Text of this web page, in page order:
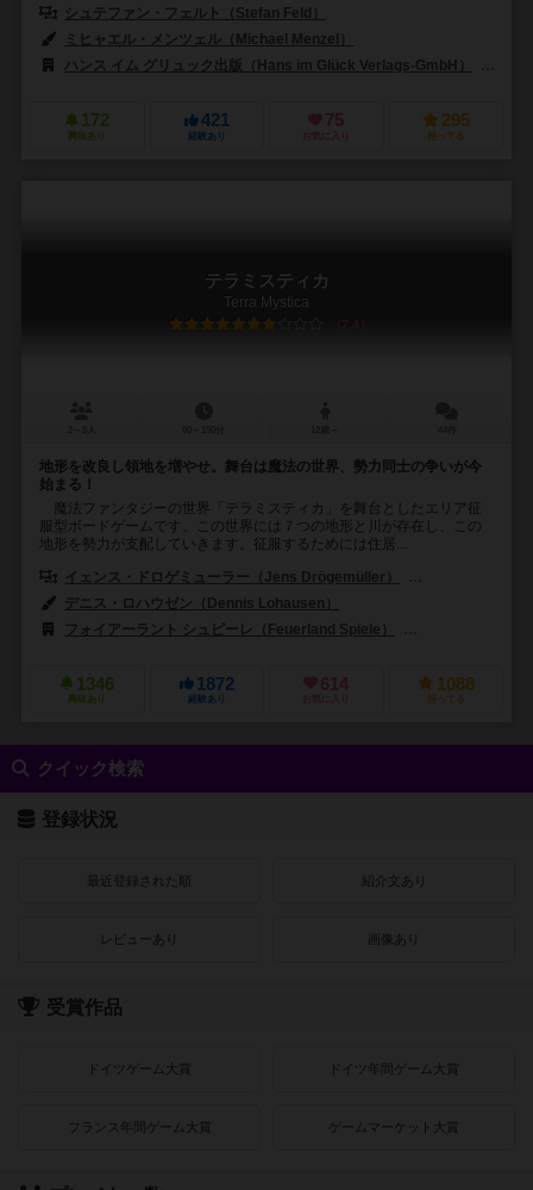
シュテファン・フェルト（Stefan Feld）
ミヒャエル・メンツェル（Michael Menzel）
ハンス イム グリュック出版（Hans im Glück Verlags-GmbH）
172
興味あり
421
経験あり
75
お気に入り
295
持ってる
テラミスティカ
Terra Mystica
7.4
地形を改良し領地を増やせ。舞台は魔法の世界、勢力同士の争いが今
始まる！
魔法ファンタジーの世界「テラミスティカ」を舞台としたエリア征
服型ボードゲームです。この世界には７つの地形と川が存在し、この
地形を勢力が支配していきます。征服するためには住居...
イェンス・ドロゲミューラー（Jens Drögemüller）
デニス・ロハウゼン（Dennis Lohausen）
フォイアーラント シュピーレ（Feuerland Spiele）
1346
興味あり
1872
経験あり
614
お気に入り
1088
持ってる
クイック検索
登録状況
最近登録された順 紹介文あり
レビューあり 画像あり
受賞作品
ドイツゲーム大賞 ドイツ年間ゲーム大賞
フランス年間ゲーム大賞 ゲームマーケット大賞